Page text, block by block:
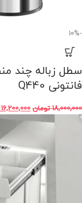
-10%
سطل زباله چند
فانتونی Q440
18,000,000 تومان 16,200,000